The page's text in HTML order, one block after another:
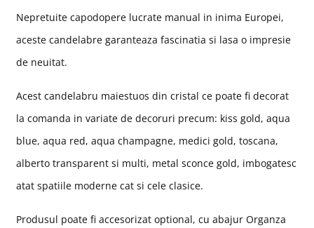
Nepretuite capodopere lucrate manual in inima Europei,
aceste candelabre garanteaza fascinatia si lasa o impresie
de neuitat.
Acest candelabru maiestuos din cristal ce poate fi decorat
la comanda in variate de decoruri precum: kiss gold, aqua
blue, aqua red, aqua champagne, medici gold, toscana,
alberto transparent si multi, metal sconce gold, imbogatesc
atat spatiile moderne cat si cele clasice.
Produsul poate fi accesorizat optional, cu abajur Organza